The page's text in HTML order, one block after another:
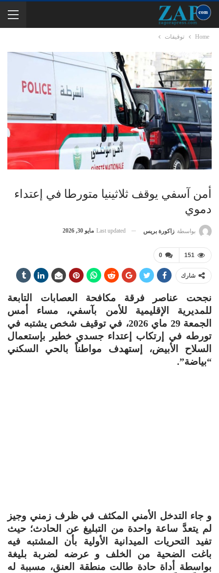
Home توقيفات
أمن آسفي يوقف ثلاثينيا متورطا في إعتداء
دموي
بواسطة زاكورة بريس Last updated مايو 30, 2026
0 151
شارك
نجحت عناصر فرقة مكافحة العصابات التابعة
للمديرية الإقليمية للأمن بآسفي، مساء أمس
الجمعة 29 ماي 2026، في توقيف شخص يشتبه في
تورطه في إرتكاب إعتداء جسدي خطير بإستعمال
السلاح الأبيض، إستهدف مواطناً بالحي السكني
“بياضة”.
و جاء التدخل الأمني المكثف في ظرف زمني وجيز
لم يتعدَّ ساعة واحدة من التبليغ عن الحادث؛ حيث
تفيد التحريات الميدانية الأولية بأن المشتبه فيه
باغت الضحية من الخلف و عرضه لضربة بليغة
بواسطة أداة حادة طالت منطقة العنق، مسببة له